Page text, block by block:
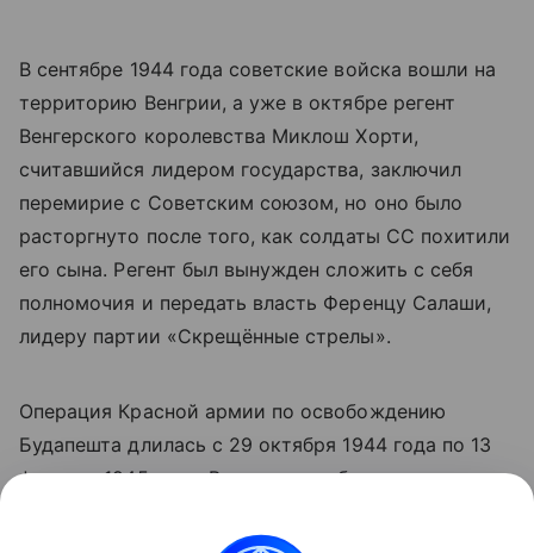
В сентябре 1944 года советские войска вошли на
территорию Венгрии, а уже в октябре регент
Венгерского королевства Миклош Хорти,
считавшийся лидером государства, заключил
перемирие с Советским союзом, но оно было
расторгнуто после того, как солдаты СС похитили
его сына. Регент был вынужден сложить с себя
полномочия и передать власть Ференцу Салаши,
лидеру партии «Скрещённые стрелы».
Операция Красной армии по освобождению
Будапешта длилась с 29 октября 1944 года по 13
февраля 1945 года. В результате была уничтожена